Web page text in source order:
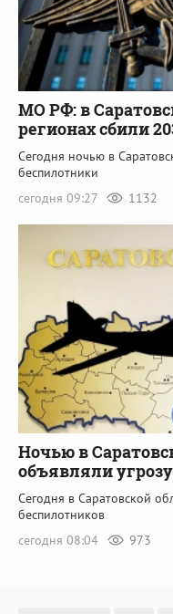
МО РФ: в
регионах сбили
Сегодня ночью в
беспилотники
сегодня 09:27
1132
Ночью в
объявляли
Сегодня в Саратовской
беспилотников
сегодня 08:04
973